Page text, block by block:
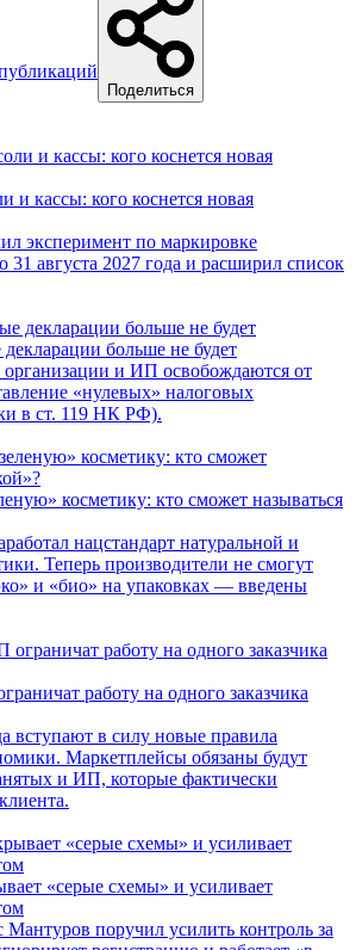
Поделиться
и кассы: кого коснется новая
эксперимент по маркировке
31 августа 2027 года и расширил список
больше не будет
и ИП освобождаются от
«нулевых» налоговых
в ст. 119 НК РФ).
косметику: кто сможет называться
нацстандарт натуральной и
Теперь производители не смогут
и «био» на упаковках — введены
работу на одного заказчика
вступают в силу новые правила
Маркетплейсы обязаны будут
и ИП, которые фактически
«серые схемы» и усиливает
поручил усилить контроль за